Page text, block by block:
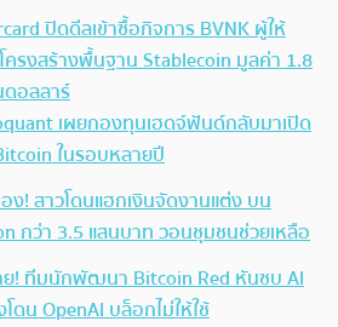
ปิดดีลเข้าซื้อกิจการ BVNK ผู้ให้
ครงสร้างพื้นฐาน Stablecoin มูลค่า 1.8
อลลาร์
เผยกองทุนเฮดจ์ฟันด์กลับมาเปิด
ในรอบหลายปี
ง! สาวโดนแฮกเงินจัดงานแต่ง บน
กว่า 3.5 แสนบาท วอนชุมชนช่วยเหลือ
ย! ทีมนักพัฒนา Bitcoin Red หันซบ AI
ดน OpenAI บล็อกไม่ให้ใช้